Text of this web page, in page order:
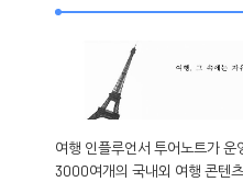
여행 인플루언서 투어노트가
3000여개의 국내외 여행 콘텐